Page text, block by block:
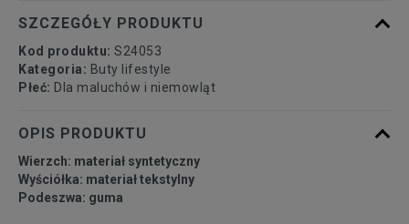
24 14 cm
25,5 14,9 cm
SZCZEGÓŁY PRODUKTU
Kod produktu: S24053
Kategoria: Buty lifestyle
Płeć: Dla maluchów i niemowląt
OPIS PRODUKTU
Wierzch: materiał syntetyczny
Wyściółka: materiał tekstylny
Podeszwa: guma